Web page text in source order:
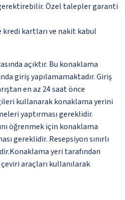
gerektirebilir. Özel talepler garanti
kredi kartları ve nakit kabul
açıktır. Bu konaklama
giriş yapılamamaktadır. Giriş
en az 24 saat önce
kullanarak konaklama yerini
yaptırması gereklidir.
öğrenmek için konaklama
gereklidir. Resepsiyon sınırlı
yeri tarafından
araçları kullanılarak